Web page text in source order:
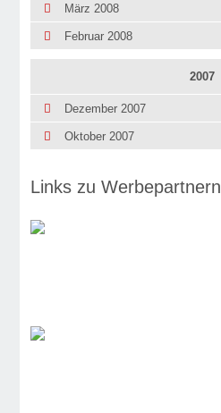
März 2008
Februar 2008
2007
Dezember 2007
Oktober 2007
Links zu Werbepartnern